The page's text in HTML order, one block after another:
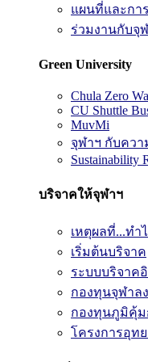
แผนที่และกา
ร่วมงานกับจุ
Green University
Chula Zero
CU Shuttle
MuvMi
จุฬาฯ กับควา
Sustainability
บริจาคให้จุฬาฯ
เหตุผลที่...ทำ
เริ่มต้นบริจาค
ระบบบริจาค
กองทุนจุฬาล
กองทุนภูมิคุ้ม
โครงการอุท